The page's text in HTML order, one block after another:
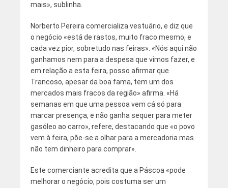
mais», sublinha.
Norberto Pereira comercializa vestuário, e diz que
o negócio «está de rastos, muito fraco mesmo, e
cada vez pior, sobretudo nas feiras». «Nós aqui não
ganhamos nem para a despesa que vimos fazer, e
em relação a esta feira, posso afirmar que
Trancoso, apesar da boa fama, tem um dos
mercados mais fracos da região» afirma. «Há
semanas em que uma pessoa vem cá só para
marcar presença, e não ganha sequer para meter
gasóleo ao carro», refere, destacando que «o povo
vem à feira, põe-se a olhar para a mercadoria mas
não tem dinheiro para comprar».
Este comerciante acredita que a Páscoa «pode
melhorar o negócio, pois costuma ser um